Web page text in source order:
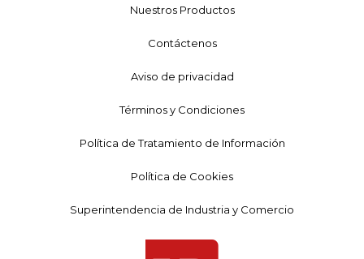
Nuestros Productos
Contáctenos
Aviso de privacidad
Términos y Condiciones
Política de Tratamiento de Información
Política de Cookies
Superintendencia de Industria y Comercio